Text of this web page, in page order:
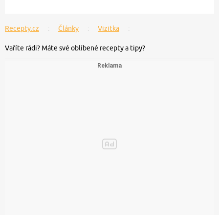
Recepty.cz Články Vizitka
Vaříte rádi? Máte své oblíbené recepty a tipy?